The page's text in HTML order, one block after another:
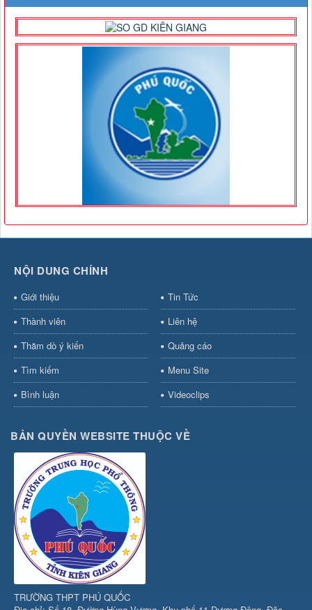
NỘI DUNG CHÍNH
Giới thiệu
Tin Tức
Thành viên
Liên hệ
Thăm dò ý kiến
Quảng cáo
Tìm kiếm
Menu Site
Bình luận
Videoclips
BẢN QUYỀN WEBSITE THUỘC VỀ
TRƯỜNG THPT PHÚ QUỐC